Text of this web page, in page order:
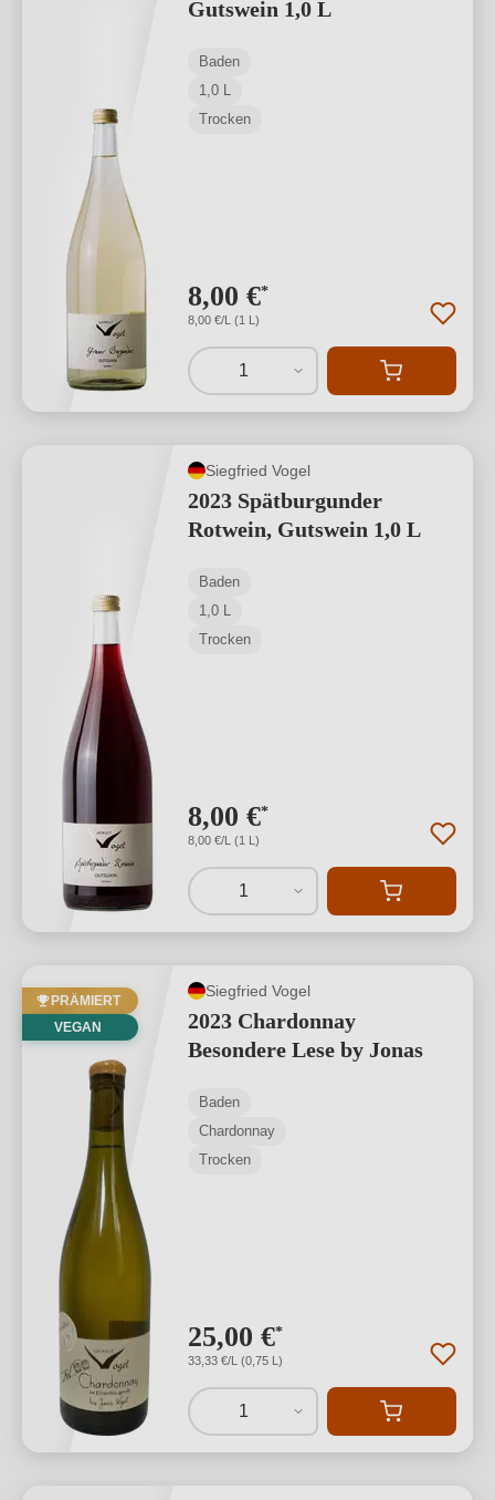
Gutswein 1,0 L
Baden
1,0 L
Trocken
8,00 €*
8,00 €/L (1 L)
1
Siegfried Vogel
2023 Spätburgunder
Rotwein, Gutswein 1,0 L
Baden
1,0 L
Trocken
8,00 €*
8,00 €/L (1 L)
1
PRÄMIERT
VEGAN
Siegfried Vogel
2023 Chardonnay
Besondere Lese by Jonas
Baden
Chardonnay
Trocken
25,00 €*
33,33 €/L (0,75 L)
1